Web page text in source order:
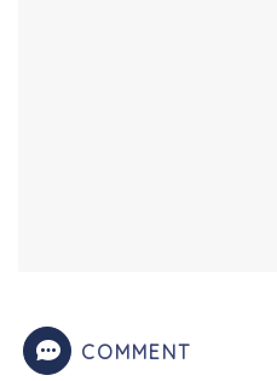
COMMENT